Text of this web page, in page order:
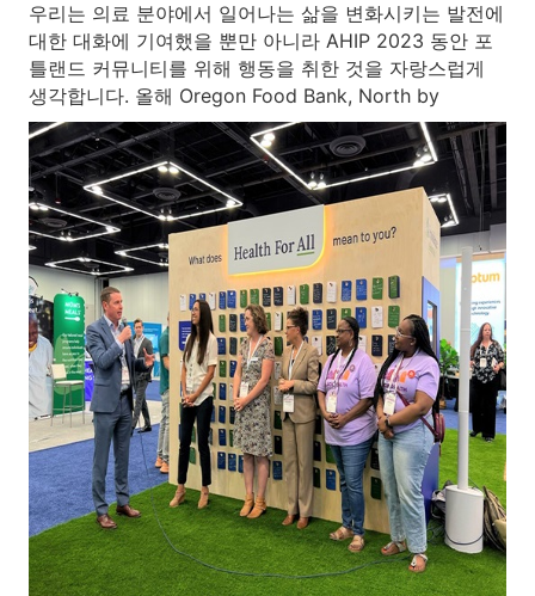
우리는 의료 분야에서 일어나는 삶을 변화시키는 발전에
대한 대화에 기여했을 뿐만 아니라 AHIP 2023 동안 포
틀랜드 커뮤니티를 위해 행동을 취한 것을 자랑스럽게
생각합니다. 올해 Oregon Food Bank, North by